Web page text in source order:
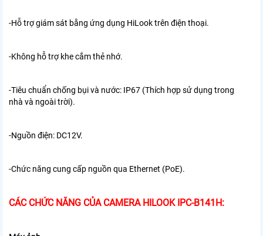
-Hỗ trợ giám sát bằng ứng dụng HiLook trên điện thoại.
-Không hỗ trợ khe cắm thẻ nhớ.
-Tiêu chuẩn chống bụi và nước: IP67 (Thích hợp sử dụng trong
nhà và ngoài trời).
-Nguồn điện: DC12V.
-Chức năng cung cấp nguồn qua Ethernet (PoE).
CÁC CHỨC NĂNG CỦA CAMERA HILOOK IPC-B141H: